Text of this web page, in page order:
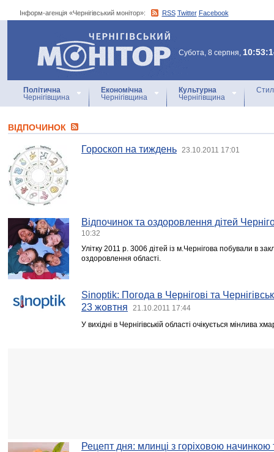
Інформ-агенція «Чернігівський монітор»: RSS Twitter Facebook
Інформ-агенція
«Чернігівський монітор»
Субота, 8 серпня,
Політична
Чернігівщина
Економічна
Чернігівщина
Культурна
Чернігівщина
ВІДПОЧИНОК
Гороскоп на тиждень 23.10.2011 17:01
Відпочинок та оздоровлення дітей
10:32
Улітку 2011 р. 3006 дітей із м.Чернігова побували в
оздоровлення області.
Sinoptik: Погода в Чернігові та
23 жовтня
21.10.2011 17:44
У вихідні в Чернігівській області очікується мінлива
Рецепт дня: млинці з горіховою